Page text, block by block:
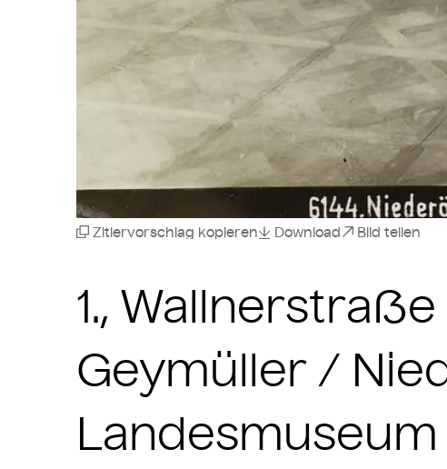
1.,
Geymüller /
Zitiervorschlag kopieren Download Bild teilen